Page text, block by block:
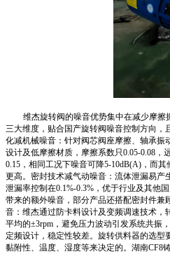
维杰旋转阀的噪音优势集中在减少摩
三大维度，贴合国产旋转阀噪音控制方向，
化减机械噪音：针对阀芯阀座摩擦、轴承振
设计及低摩擦材质，摩擦系数只0.05-0.08，
0.15，相同工况下噪音可降5-10dB(A)，而
更高。密封技术减气动噪音：流体泄漏易产
泄漏率控制在0.1%-0.3%，优于行业及其他
带来的额外噪音，部分产品还搭配密封件兼
音：维杰通过防卡料设计及变频调速技术，
平均的±3rpm，避免压力波动引发系统共振
定频设计，稳定性较差。旋转供料器的选型
黏附性、温度、湿度等来决定的。湖南CF8